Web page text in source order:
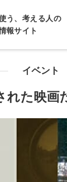
う、考える人の
報サイト
イベント
れた映画